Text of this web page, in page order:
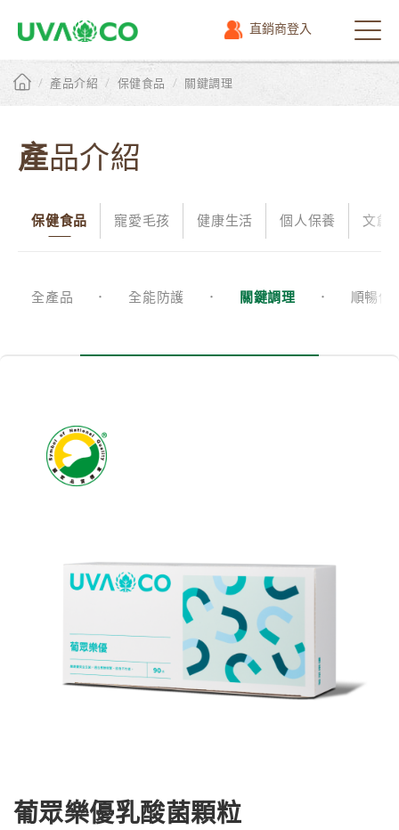
直銷商登入
選
單
/ 產品介紹 / 保健食品 / 關鍵調理
產品介紹
保健食品 寵愛毛孩 健康生活 個人保養 文創
全產品 全能防護 關鍵調理 順暢保
葡眾樂優乳酸菌顆粒